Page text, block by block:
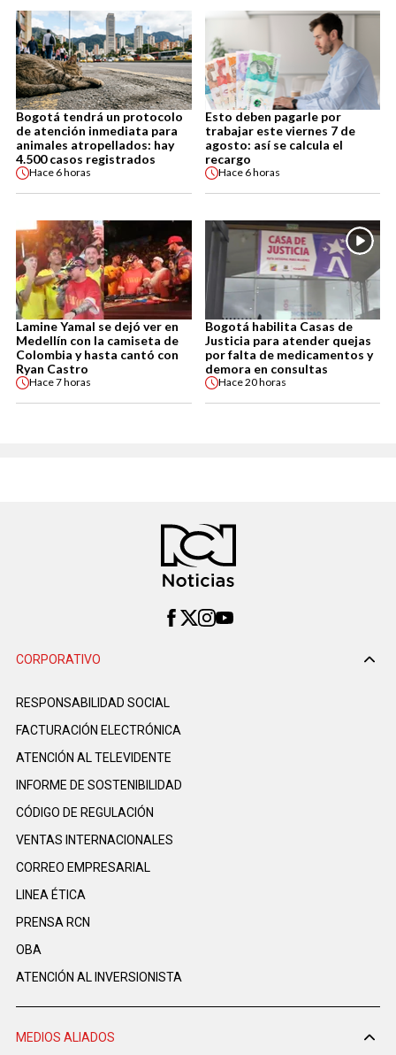
Bogotá tendrá un protocolo
de atención inmediata para
animales atropellados: hay
4.500 casos registrados
Hace 6 horas
Esto deben pagarle por
trabajar este viernes 7 de
agosto: así se calcula el
recargo
Hace 6 horas
Lamine Yamal se dejó ver en
Medellín con la camiseta de
Colombia y hasta cantó con
Ryan Castro
Hace7 horas
Bogotá habilita Casas de
Justicia para atender quejas
por falta de medicamentos y
demora en consultas
Hace20 horas
CORPORATIVO
RESPONSABILIDAD SOCIAL
FACTURACIÓN ELECTRÓNICA
ATENCIÓN AL TELEVIDENTE
INFORME DE SOSTENIBILIDAD
CÓDIGO DE REGULACIÓN
VENTAS INTERNACIONALES
CORREO EMPRESARIAL
LINEA ÉTICA
PRENSA RCN
OBA
ATENCIÓN AL INVERSIONISTA
MEDIOS ALIADOS